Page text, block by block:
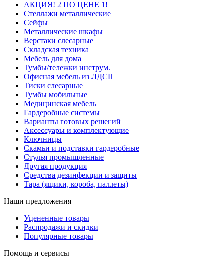
АКЦИЯ! 2 ПО ЦЕНЕ 1!
Стеллажи металлические
Сейфы
Металлические шкафы
Верстаки слесарные
Складская техника
Мебель для дома
Тумбы/тележки инструм.
Офисная мебель из ЛДСП
Тиски слесарные
Тумбы мобильные
Медицинская мебель
Гардеробные системы
Варианты готовых решений
Аксессуары и комплектующие
Ключницы
Скамьи и подставки гардеробные
Стулья промышленные
Другая продукция
Средства дезинфекции и защиты
Тара (ящики, короба, паллеты)
Наши предложения
Уцененные товары
Распродажи и скидки
Популярные товары
Помощь и сервисы